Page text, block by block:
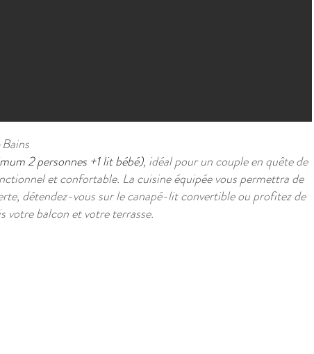
2 personnes +1 lit bébé), idéal pour un couple en quête de
et confortable. La cuisine équipée vous permettra de
détendez-vous sur le canapé-lit convertible ou profitez de
votre balcon et votre terrasse.